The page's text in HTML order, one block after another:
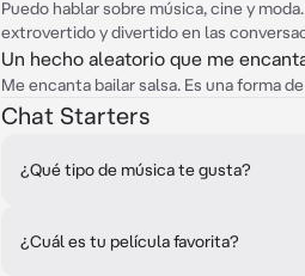
Puedo hablar sobre música, cine y
extrovertido y divertido en las
Un hecho aleatorio que me
Me encanta bailar salsa. Es una forma
Chat Starters
¿Qué tipo de música te gusta?
¿Cuál es tu película favorita?